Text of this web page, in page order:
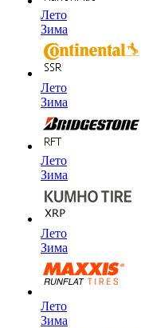
Лето
Зима
Лето
Зима
Лето
Зима
Лето
Зима
Лето
Зима